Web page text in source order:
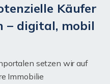
Käufer
– digital, mobil
setzen wir auf
Immobilie